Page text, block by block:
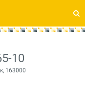
10
163000